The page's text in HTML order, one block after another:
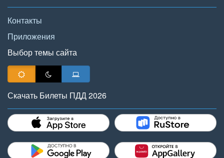
Контакты
Приложения
Выбор темы сайта
Скачать Билеты ПДД 2026